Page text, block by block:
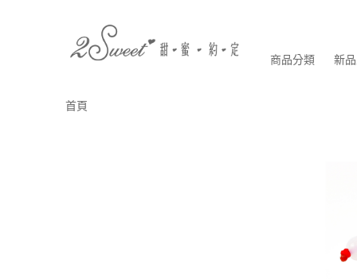
商品分類 新
首頁